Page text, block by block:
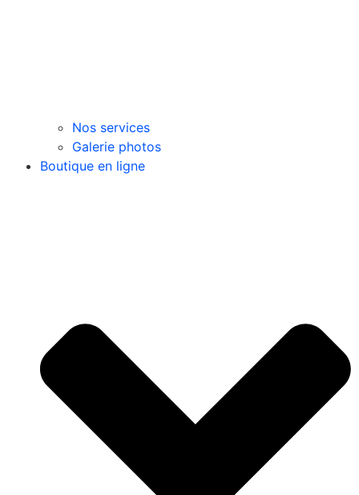
Nos services
Galerie photos
Boutique en ligne